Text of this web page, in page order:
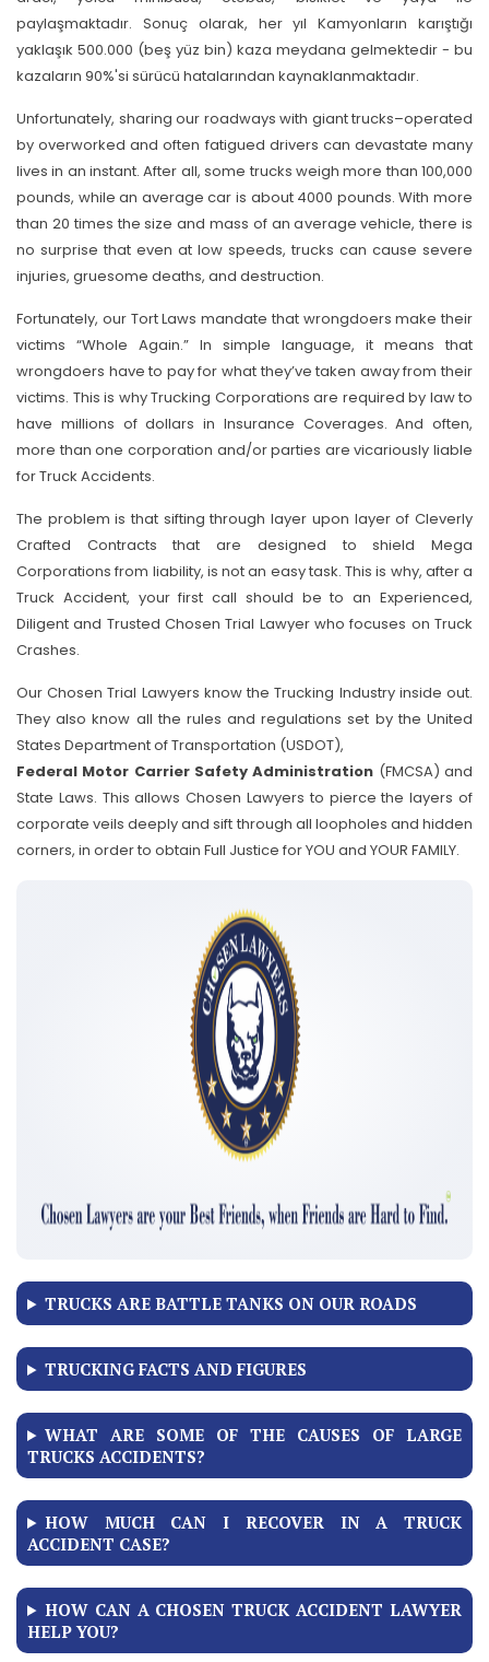
paylaşmaktadır. Sonuç olarak, her yıl Kamyonların karıştığı
yaklaşık 500.000 (beş yüz bin) kaza meydana gelmektedir - bu
kazaların 90%'si sürücü hatalarından kaynaklanmaktadır.
Unfortunately, sharing our roadways with giant trucks–operated
by overworked and often fatigued drivers can devastate many
lives in an instant. After all, some trucks weigh more than 100,000
pounds, while an average car is about 4000 pounds. With more
than 20 times the size and mass of an average vehicle, there is
no surprise that even at low speeds, trucks can cause severe
injuries, gruesome deaths, and destruction.
Fortunately, our Tort Laws mandate that wrongdoers make their
victims “Whole Again.” In simple language, it means that
wrongdoers have to pay for what they’ve taken away from their
victims. This is why Trucking Corporations are required by law to
have millions of dollars in Insurance Coverages. And often,
more than one corporation and/or parties are vicariously liable
for Truck Accidents.
The problem is that sifting through layer upon layer of Cleverly
Crafted Contracts that are designed to shield Mega
Corporations from liability, is not an easy task. This is why, after a
Truck Accident, your first call should be to an Experienced,
Diligent and Trusted Chosen Trial Lawyer who focuses on Truck
Crashes.
Our Chosen Trial Lawyers know the Trucking Industry inside out.
They also know all the rules and regulations set by the United
States Department of Transportation (USDOT),
Federal Motor Carrier Safety Administration (FMCSA) and
State Laws. This allows Chosen Lawyers to pierce the layers of
corporate veils deeply and sift through all loopholes and hidden
corners, in order to obtain Full Justice for YOU and YOUR FAMILY.
TRUCKS ARE BATTLE TANKS ON OUR ROADS
TRUCKING FACTS AND FIGURES
WHAT ARE SOME OF THE CAUSES OF LARGE
TRUCKS ACCIDENTS?
HOW MUCH CAN I RECOVER IN A TRUCK
ACCIDENT CASE?
HOW CAN A CHOSEN TRUCK ACCIDENT LAWYER
HELP YOU?